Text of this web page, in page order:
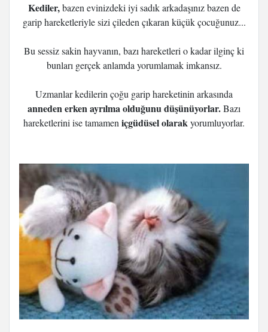
Kediler,bazen evinizdeki iyi sadık arkadaşınız bazen de
garip hareketleriyle sizi çileden çıkaran küçük çocuğunuz...
Bu sessiz sakin hayvanın, bazı hareketleri o kadar ilginç ki
bunları gerçek anlamda yorumlamak imkansız.
Uzmanlar kedilerin çoğu garip hareketinin arkasında
anneden erken ayrılma olduğunu düşünüyorlar.Bazı
hareketlerini ise tamamen içgüdüsel olarakyorumluyorlar.